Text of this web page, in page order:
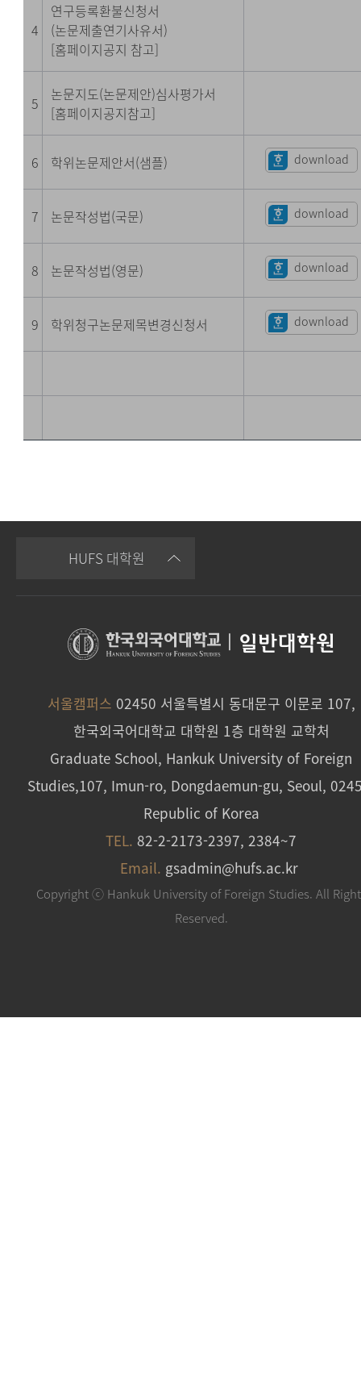
4
연구등록환불신청서
(논문제출연기사유서)
[홈페이지공지 참고]
5
논문지도(논문제안)심사평가서
[홈페이지공지참고]
6 학위논문제안서(샘플) download
7 논문작성법(국문) download
8 논문작성법(영문) download
9 학위청구논문제목변경신청서 download
HUFS 대학원
일반대학원
서울캠퍼스 02450 서울특별시 동대문구 이문로 107,
한국외국어대학교 대학원 1층 대학원 교학처
Graduate School, Hankuk University of Foreign
Studies,107, Imun-ro, Dongdaemun-gu, Seoul,
Republic of Korea
TEL. 82-2-2173-2397, 2384~7
Email. gsadmin@hufs.ac.kr
Copyright ⓒ Hankuk University of Foreign Studies. All
Reserved.